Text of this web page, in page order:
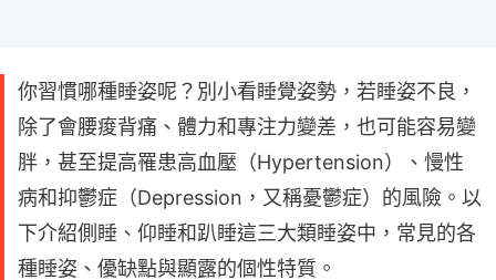
你習慣哪種睡姿呢？別小看睡覺姿勢，若睡姿不良，
除了會腰痠背痛、體力和專注力變差，也可能容易變
胖，甚至提高罹患高血壓（Hypertension）、慢性
病和抑鬱症（Depression，又稱憂鬱症）的風險。以
下介紹側睡、仰睡和趴睡這三大類睡姿中，常見的各
種睡姿、優缺點與顯露的個性特質。